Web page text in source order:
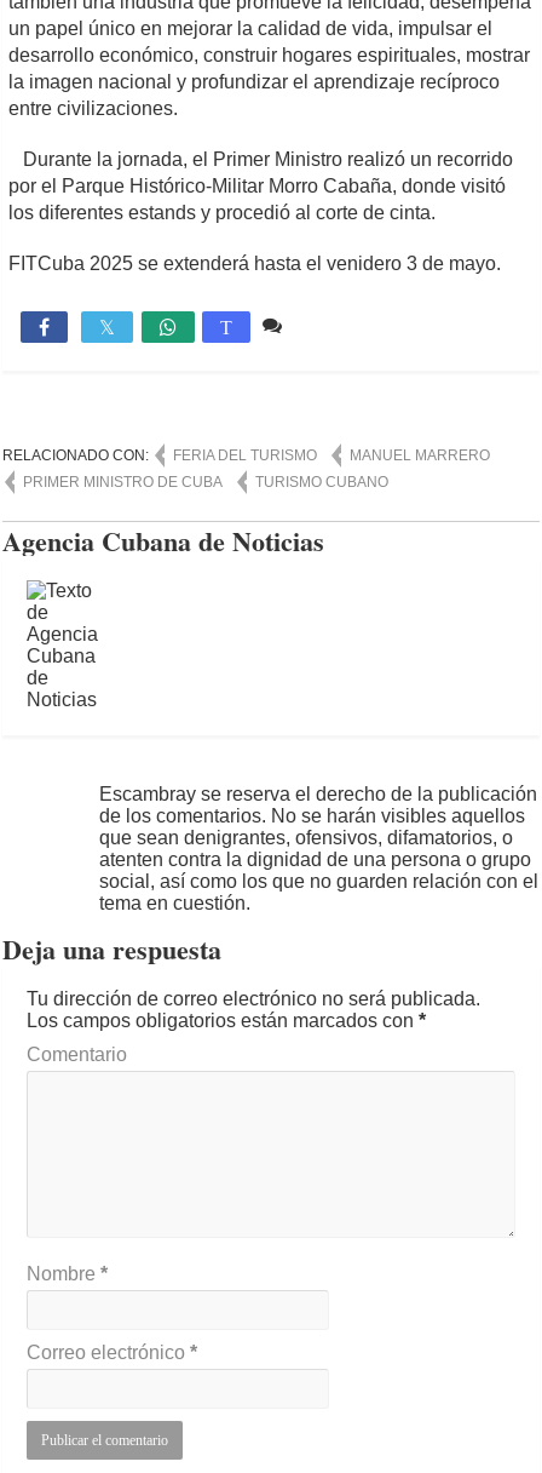
un papel único en mejorar la calidad de vida, impulsar el
desarrollo económico, construir hogares espirituales, mostrar
la imagen nacional y profundizar el aprendizaje recíproco
entre civilizaciones.
Durante la jornada, el Primer Ministro realizó un recorrido
por el Parque Histórico-Militar Morro Cabaña, donde visitó
los diferentes estands y procedió al corte de cinta.
FITCuba 2025 se extenderá hasta el venidero 3 de mayo.
 T
RELACIONADO CON: FERIA DEL TURISMO
MANUEL MARRERO
PRIMER MINISTRO DE CUBA
TURISMO CUBANO
Agencia Cubana de Noticias
Escambray se reserva el derecho de la publicación
de los comentarios. No se harán visibles aquellos
que sean denigrantes, ofensivos, difamatorios, o
atenten contra la dignidad de una persona o grupo
social, así como los que no guarden relación con el
tema en cuestión.
Deja una respuesta
Tu dirección de correo electrónico no será publicada.
Los campos obligatorios están marcados con*
Comentario
Nombre*
Correo electrónico*